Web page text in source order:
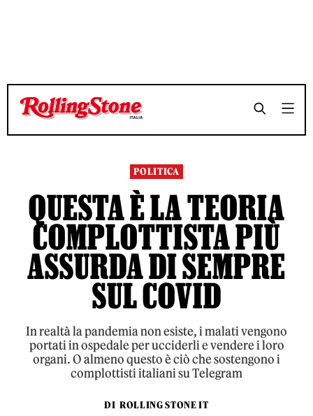
TEMPO DI LETTURA 4 MINUTI SHARE
TEMPO DI LETTURA 4 MINUTI SHARE
POLITICA
QUESTA È LA TEORIA
COMPLOTTISTA PIÙ
ASSURDA DI SEMPRE
SUL COVID
In realtà la pandemia non esiste, i malati vengono
portati in ospedale per ucciderli e vendere i loro
organi. O almeno questo è ciò che sostengono i
complottisti italiani su Telegram
DI ROLLING STONE IT